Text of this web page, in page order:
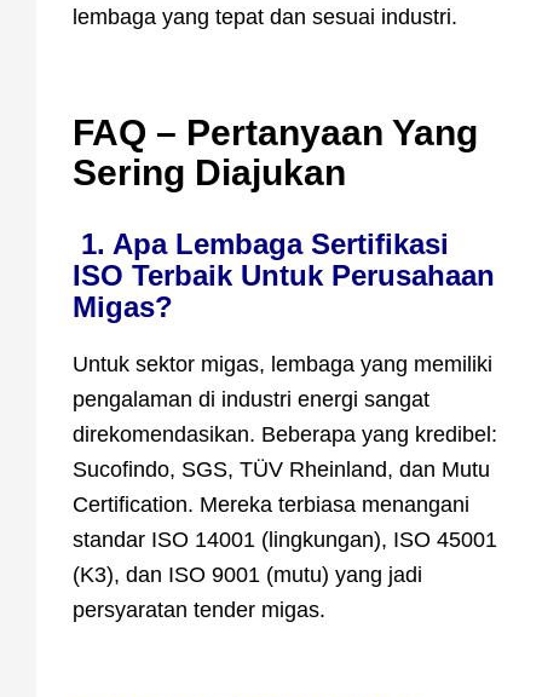
lembaga yang tepat dan sesuai industri.
FAQ – Pertanyaan Yang
Sering Diajukan
1. Apa Lembaga Sertifikasi
ISO Terbaik Untuk Perusahaan
Migas?
Untuk sektor migas, lembaga yang memiliki
pengalaman di industri energi sangat
direkomendasikan. Beberapa yang kredibel:
Sucofindo, SGS, TÜV Rheinland, dan Mutu
Certification. Mereka terbiasa menangani
standar ISO 14001 (lingkungan), ISO 45001
(K3), dan ISO 9001 (mutu) yang jadi
persyaratan tender migas.